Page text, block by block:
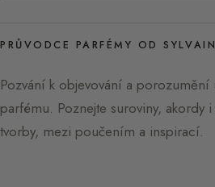
PRŮVODCE PARFÉMY OD
Pozvání k objevování a porozumění
parfému. Poznejte suroviny, akordy
tvorby, mezi poučením a inspirací.